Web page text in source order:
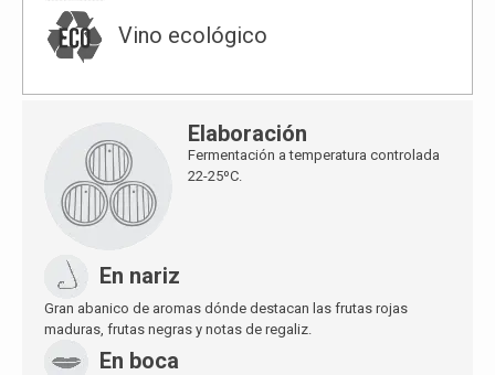
Vino ecológico
Elaboración
Fermentación a temperatura controlada
22-25ºC.
En nariz
Gran abanico de aromas dónde destacan las frutas rojas
maduras, frutas negras y notas de regaliz.
En boca